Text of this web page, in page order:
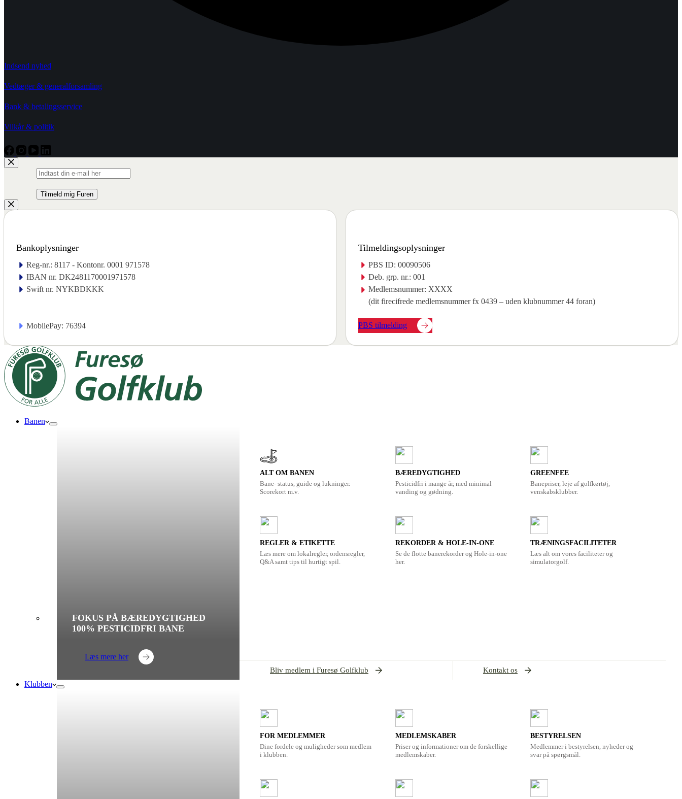
Indsend nyhed
Vedtæger & generalforsamling
Bank & betalingsservice
Vilkår & politik
Bankoplysninger
Reg-nr.: 8117 - Kontonr. 0001 971578
IBAN nr. DK2481170001971578
Swift nr. NYKBDKKK
MobilePay: 76394
Tilmeldingsoplysninger
PBS ID: 00090506
Deb. grp. nr.: 001
Medlemsnummer: XXXX
(dit firecifrede medlemsnummer fx 0439 – uden klubnummer 44 foran)
PBS tilmelding
Banen
FOKUS PÅ BÆREDYGTIGHED
100% PESTICIDFRI BANE
Læs mere her
ALT OM BANEN
Bane- status, guide og lukninger.
Scorekort m.v.
BÆREDYGTIGHED
Pesticidfri i mange år, med minimal
vanding og gødning.
GREENFEE
Banepriser, leje af golfkørtøj,
venskabsklubber.
REGLER & ETIKETTE
Læs mere om lokalregler, ordensregler,
Q&A samt tips til hurtigt spil.
REKORDER & HOLE-IN-ONE
Se de flotte banerekorder og Hole-in-one
her.
TRÆNINGSFACILITETER
Læs alt om vores faciliteter og
simulatorgolf.
Bliv medlem i Furesø Golfklub Kontakt os
Klubben
FOR MEDLEMMER
Dine fordele og muligheder som medlem
i klubben.
MEDLEMSKABER
Priser og informationer om de forskellige
medlemskaber.
BESTYRELSEN
Medlemmer i bestyrelsen, nyheder og
svar på spørgsmål.